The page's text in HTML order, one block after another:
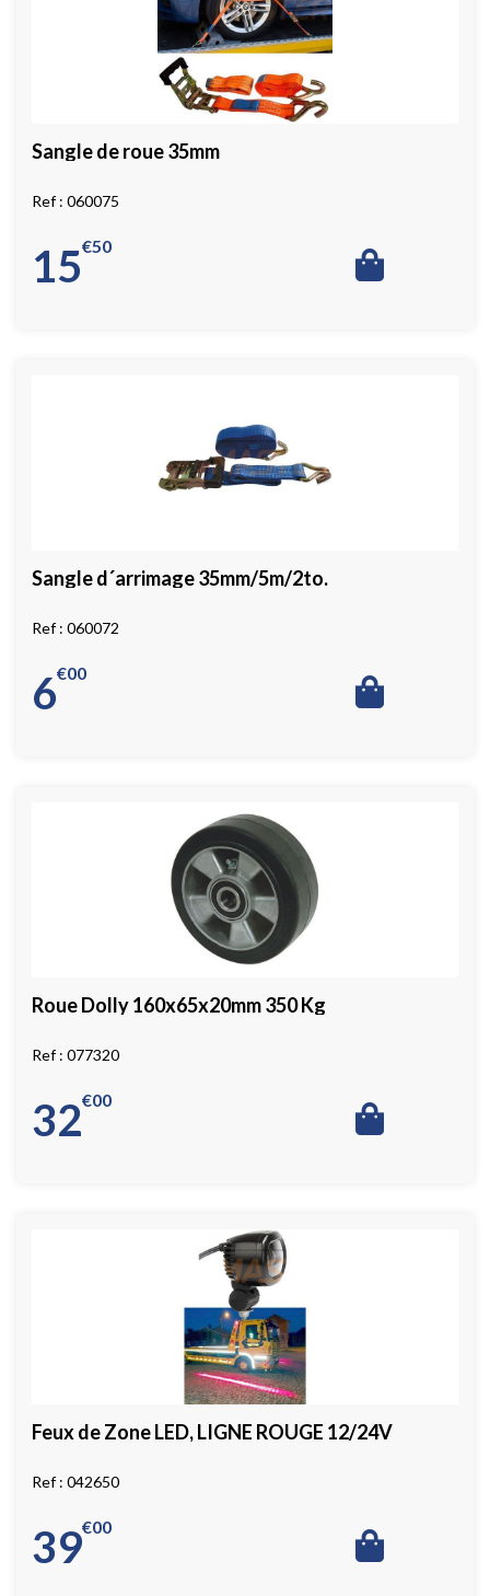
Sangle de roue 35mm
060075
15 50
€
Sangle d´arrimage 35mm/5m/2to.
060072
6 00
€
Roue Dolly 160x65x20mm 350 Kg
077320
32 00
€
Feux de Zone LED, LIGNE ROUGE 12/24V
042650
39 00
€